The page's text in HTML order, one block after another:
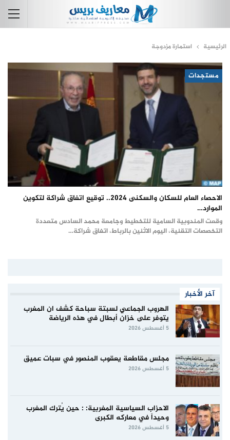
الرئيسية استمارة مزدوجة
مستجدات
الاحصاء العام للسكان والسكنى 2024.. توقيع اتفاق شراكة لتكوين
الموارد…
وقعت المندوبية السامية للتخطيط وجامعة محمد السادس متعددة
التخصصات التقنية، اليوم الاثنين بالرباط، اتفاق شراكة…
آخر الأخبار
الهروب الجماعي لسبتة سباحة كشف ان المغرب
يتوفر على خزان أبطال في هذه الرياضة
5 أغسطس 2026
مجلس مقاطعة يعقوب المنصور في سبات عميق
5 أغسطس 2026
الاحزاب السياسية المغربية: : حين يُترك المغرب
وحيداً في معاركه الكبرى
5 أغسطس 2026